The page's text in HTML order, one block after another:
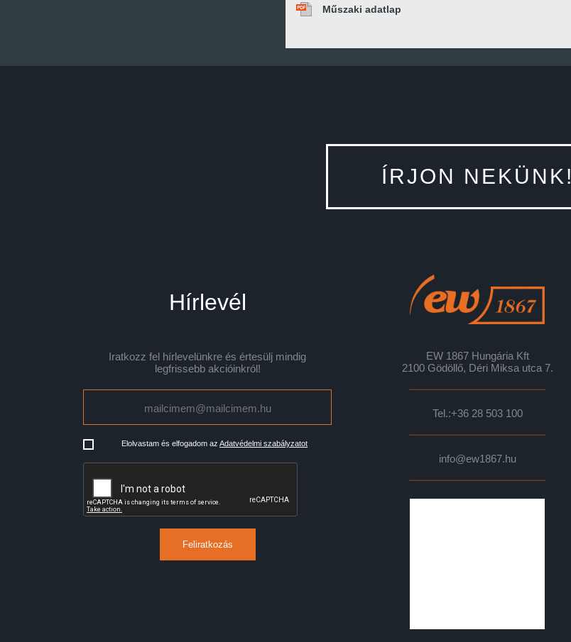
Műszaki adatlap
ÍRJON NEKÜNK!
Hírlevél
Iratkozz fel hírlevelünkre és értesülj mindig
legfrissebb akcióinkról!
Elolvastam és elfogadom az Adatvédelmi szabályzatot
Feliratkozás
EW 1867 Hungária Kft
2100 Gödöllő, Déri Miksa utca 7.
Tel.:+36 28 503 100
info@ew1867.hu